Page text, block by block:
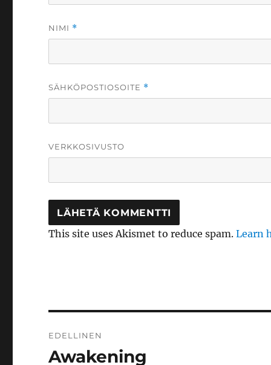
NIMI *
SÄHKÖPOSTIOSOITE *
VERKKOSIVUSTO
This site uses Akismet to reduce spam.Learn
selaus
EDELLINEN
Edellinen
Awakening